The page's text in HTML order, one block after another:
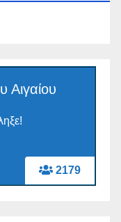
2179
Αιγαίου